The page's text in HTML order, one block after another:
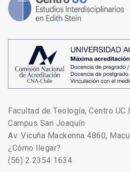
Facultad de Teología, Centro UC
Campus San Joaquín
Av. Vicuña Mackenna 4860,
¿Cómo llegar?
(56) 2 2354 1634